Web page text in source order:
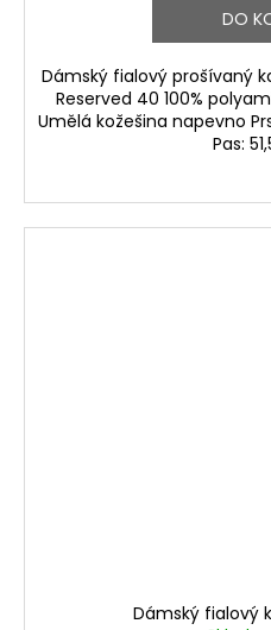
DO
Dámský fialový prošívaný
Reserved 40 100%
Umělá kožešina napevno
Pas:
Dámský fialový